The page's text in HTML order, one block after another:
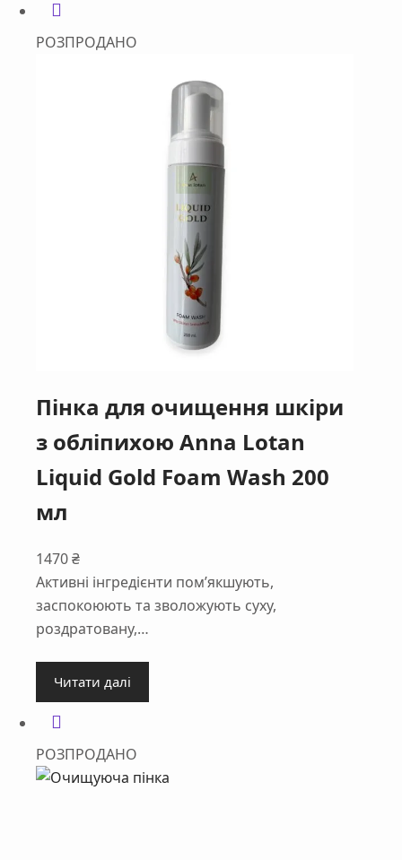
РОЗПРОДАНО
Пінка для очищення шкіри
з обліпихою Anna Lotan
Liquid Gold Foam Wash 200
мл
1470₴
Активні інгредієнти пом’якшують,
заспокоюють та зволожують суху,
роздратовану,…
Читати далі
РОЗПРОДАНО